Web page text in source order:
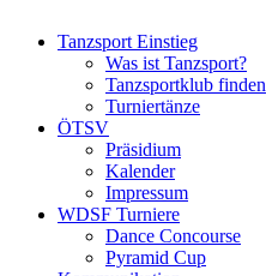
Tanzsport Einstieg
Was ist Tanzsport?
Tanzsportklub finden
Turniertänze
ÖTSV
Präsidium
Kalender
Impressum
WDSF Turniere
Dance Concourse
Pyramid Cup